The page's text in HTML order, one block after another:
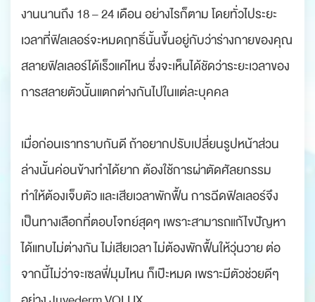
งานนานถึง 18 – 24 เดือน อย่างไรก็ตาม โดยทั่วไประยะ
เวลาที่ฟิลเลอร์จะหมดฤทธิ์นั้นขึ้นอยู่กับว่าร่างกายของคุณ
สลายฟิลเลอร์ได้เร็วแค่ไหน ซึ่งจะเห็นได้ชัดว่าระยะเวลาของ
การสลายตัวนั้นแตกต่างกันไปในแต่ละบุคคล
เมื่อก่อนเราทราบกันดี ถ้าอยากปรับเปลี่ยนรูปหน้าส่วน
ล่างนั้นค่อนข้างทำได้ยาก ต้องใช้การผ่าตัดศัลยกรรม
ทำให้ต้องเจ็บตัว และเสียเวลาพักฟื้น การฉีดฟิลเลอร์จึง
เป็นทางเลือกที่ตอบโจทย์สุดๆ เพราะสามารถแก้ไขปัญหา
ได้แทบไม่ต่างกัน ไม่เสียเวลา ไม่ต้องพักฟื้นให้วุ่นวาย ต่อ
จากนี้ไม่ว่าจะเซลฟี่มุมไหน ก็เป๊ะหมด เพราะมีตัวช่วยดีๆ